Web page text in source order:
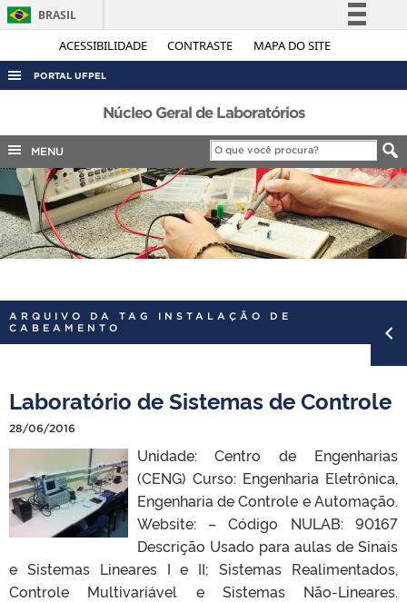
ACESSIBILIDADE CONTRASTE MAPA DO SITE
BRASIL
Simplifique!
Legislação
Canais
PORTAL UFPEL
ACESSO À INFORMAÇÃO
AUDITORIA
COBALTO
CONCURSOS
EDITAIS
INTERNACIONAL
PORTARIAS
Núcleo Geral de Laboratórios
MENU
ARQUIVO DA TAG INSTALAÇÃO DE
CABEAMENTO
Laboratório de Sistemas de Controle
28/06/2016
Unidade: Centro de Engenharias
(CENG) Curso: Engenharia Eletrônica,
Engenharia de Controle e Automação.
Website: – Código NULAB: 90167
Descrição Usado para aulas de Sinais
e Sistemas Lineares I e II; Sistemas Realimentados,
Controle Multivariável e Sistemas Não-Lineares.